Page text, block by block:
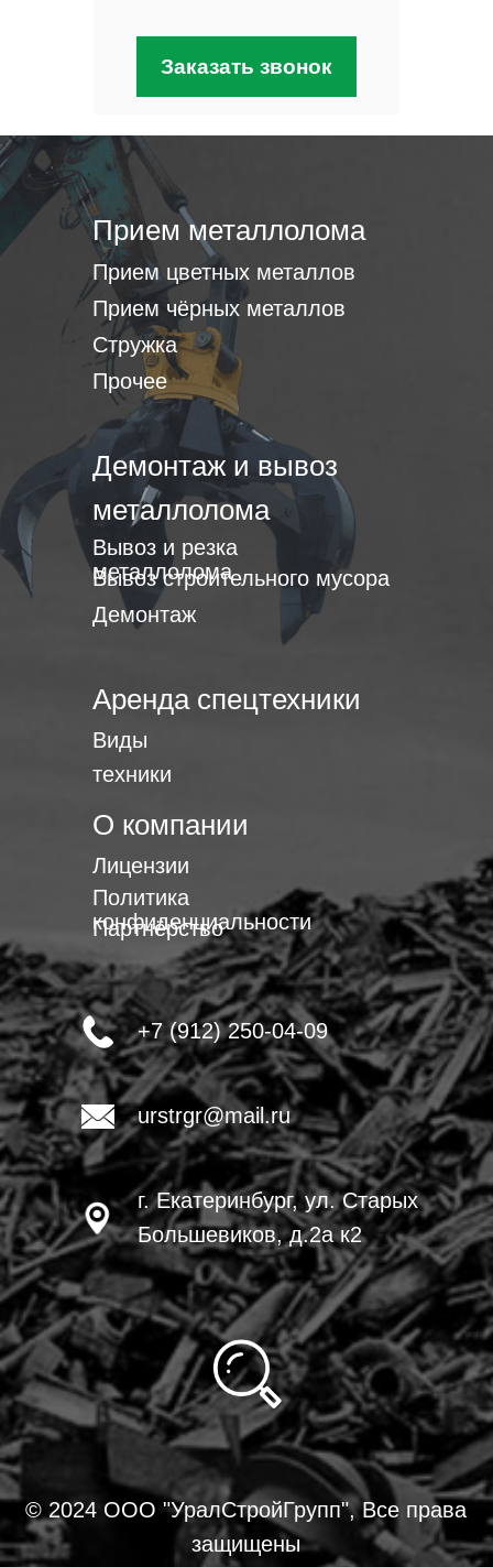
Заказать звонок
Прием металлолома
О компании
Прием цветных металлов
Прием чёрных металлов
Стружка
Демонтаж и вывоз
металлолома
Прочее
Вывоз и резка
металлолома
Вывоз строительного мусора
Аренда спецтехники
Демонтаж
Виды
техники
Лицензии
Политика
конфиденциальности
Партнёрство
© 2024 ООО "УралСтройГрупп", Все права
защищены
+7 (912) 250-04-09
urstrgr@mail.ru
г. Екатеринбург, ул. Старых
Большевиков, д.2а к2